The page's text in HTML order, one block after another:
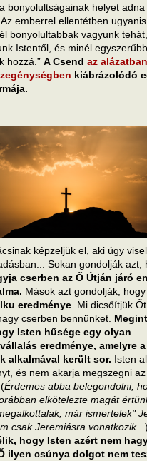
bonyolultságainak helyet
emberrel ellentétben
bonyolultabbak vagyunk
Istentől, és minél
hozzá.” A Csend az alázatban
kiábrázolódó
képzeljük el, aki úgy
Sokan gondolják azt,
cserben az Ő Útján járó
Mások azt gondolják, hogy
eredménye . Mi dicsőítjük
cserben bennünket.
Isten hűsége egy olyan
eredménye, amelyre a
alkalmával került sor. Isten
és nem akarja megszegni az
Érdemes abba belegondolni,
elkötelezte magát
már ismertelek"
csak Jeremiásra vonatkozik... )
hogy Isten azért nem
ilyen csúnya dolgot nem